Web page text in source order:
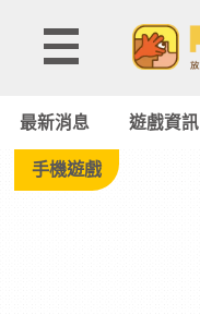
Tag:
物
最新消息 遊戲資訊
手機遊戲